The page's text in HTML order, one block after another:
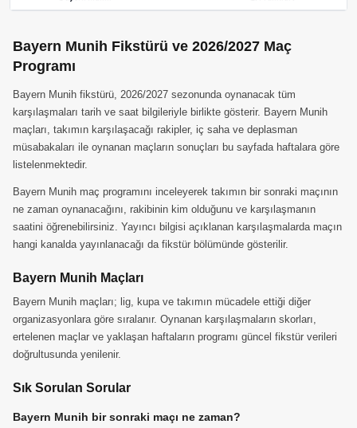
Bayern Munih Fikstürü ve 2026/2027 Maç
Programı
Bayern Munih fikstürü, 2026/2027 sezonunda oynanacak tüm
karşılaşmaları tarih ve saat bilgileriyle birlikte gösterir. Bayern Munih
maçları, takımın karşılaşacağı rakipler, iç saha ve deplasman
müsabakaları ile oynanan maçların sonuçları bu sayfada haftalara göre
listelenmektedir.
Bayern Munih maç programını inceleyerek takımın bir sonraki maçının
ne zaman oynanacağını, rakibinin kim olduğunu ve karşılaşmanın
saatini öğrenebilirsiniz. Yayıncı bilgisi açıklanan karşılaşmalarda maçın
hangi kanalda yayınlanacağı da fikstür bölümünde gösterilir.
Bayern Munih Maçları
Bayern Munih maçları; lig, kupa ve takımın mücadele ettiği diğer
organizasyonlara göre sıralanır. Oynanan karşılaşmaların skorları,
ertelenen maçlar ve yaklaşan haftaların programı güncel fikstür verileri
doğrultusunda yenilenir.
Sık Sorulan Sorular
Bayern Munih bir sonraki maçı ne zaman?